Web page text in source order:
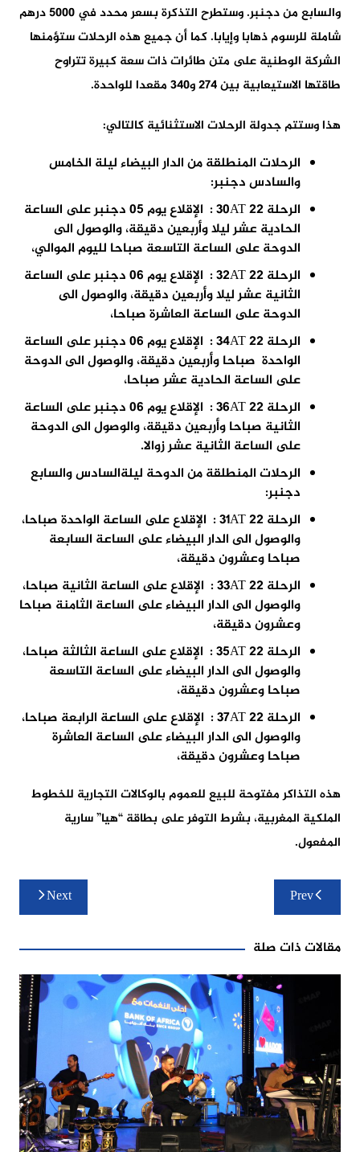
والسابع من دجنبر. وستطرح التذكرة بسعر محدد في 5000 درهم
شاملة للرسوم ذهابا وإيابا. كما أن جميع هذه الرحلات ستؤمنها
الشركة الوطنية على متن طائرات ذات سعة كبيرة تتراوح
طاقتها الاستيعابية بين 274 و340 مقعدا للواحدة.
هذا وستتم جدولة الرحلات الاستثنائية كالتالي:
الرحلات المنطلقة من الدار البيضاء ليلة الخامس
والسادس دجنبر:
الرحلة 30AT 22 : الإقلاع يوم 05 دجنبر على الساعة
الحادية عشر ليلا وأربعين دقيقة، والوصول الى
الدوحة على الساعة التاسعة صباحا لليوم الموالي،
الرحلة 32AT 22 : الإقلاع يوم 06 دجنبر على الساعة
الثانية عشر ليلا وأربعين دقيقة، والوصول الى
الدوحة على الساعة العاشرة صباحا،
الرحلة 34AT 22 : الإقلاع يوم 06 دجنبر على الساعة
الواحدة صباحا وأربعين دقيقة، والوصول الى الدوحة
على الساعة الحادية عشر صباحا،
الرحلة 36AT 22 : الإقلاع يوم 06 دجنبر على الساعة
الثانية صباحا وأربعين دقيقة، والوصول الى الدوحة
على الساعة الثانية عشر زوالا.
الرحلات المنطلقة من الدوحة ليلةالسادس والسابع
دجنبر:
الرحلة 31AT 22 : الإقلاع على الساعة الواحدة صباحا،
والوصول الى الدار البيضاء على الساعة السابعة
صباحا وعشرون دقيقة،
الرحلة 33AT 22 : الإقلاع على الساعة الثانية صباحا،
والوصول الى الدار البيضاء على الساعة الثامنة صباحا
وعشرون دقيقة،
الرحلة 35AT 22 : الإقلاع على الساعة الثالثة صباحا،
والوصول الى الدار البيضاء على الساعة التاسعة
صباحا وعشرون دقيقة،
الرحلة 37AT 22 : الإقلاع على الساعة الرابعة صباحا،
والوصول الى الدار البيضاء على الساعة العاشرة
صباحا وعشرون دقيقة،
هذه التذاكر مفتوحة للبيع للعموم بالوكالات التجارية للخطوط
الملكية المغربية، بشرط التوفر على بطاقة “هيا” سارية
المفعول.
تصفّح
المقالات
Prev
Next
مقالات ذات صلة